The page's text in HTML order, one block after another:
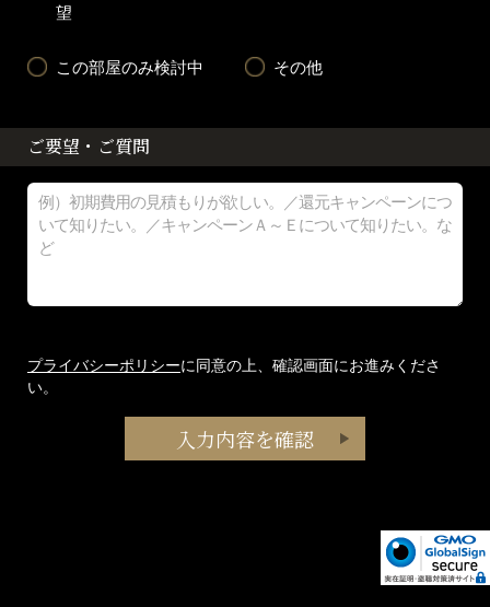
望
この部屋のみ検討中 その他
ご要望・ご質問
プライバシーポリシーに同意の上、確認画面にお進みくださ
い。